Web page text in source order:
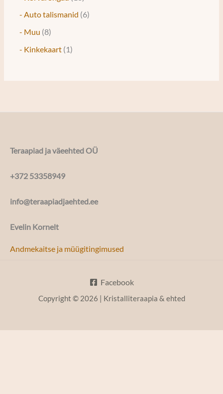
- Auto talismanid 6
- Muu 8
- Kinkekaart 1
Teraapiad ja väeehted OÜ
+372 53358949
info@teraapiadjaehted.ee
Evelin Kornelt
Andmekaitse ja müügitingimused
Facebook
Copyright © 2026 | Kristalliteraapia & ehted